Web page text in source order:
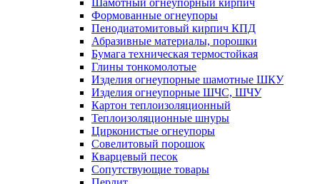
Шамотный огнеупорный кирпич
Формованные огнеупоры
Пенодиатомитовый кирпич КПД
Абразивные материалы, порошки
Бумага техническая термостойкая
Глины тонкомолотые
Изделия огнеупорные шамотные ШКУ
Изделия огнеупорные ШЧС, ШЧУ
Картон теплоизоляционный
Теплоизоляционные шнуры
Цирконистые огнеупоры
Совелитовый порошок
Кварцевый песок
Сопутствующие товары